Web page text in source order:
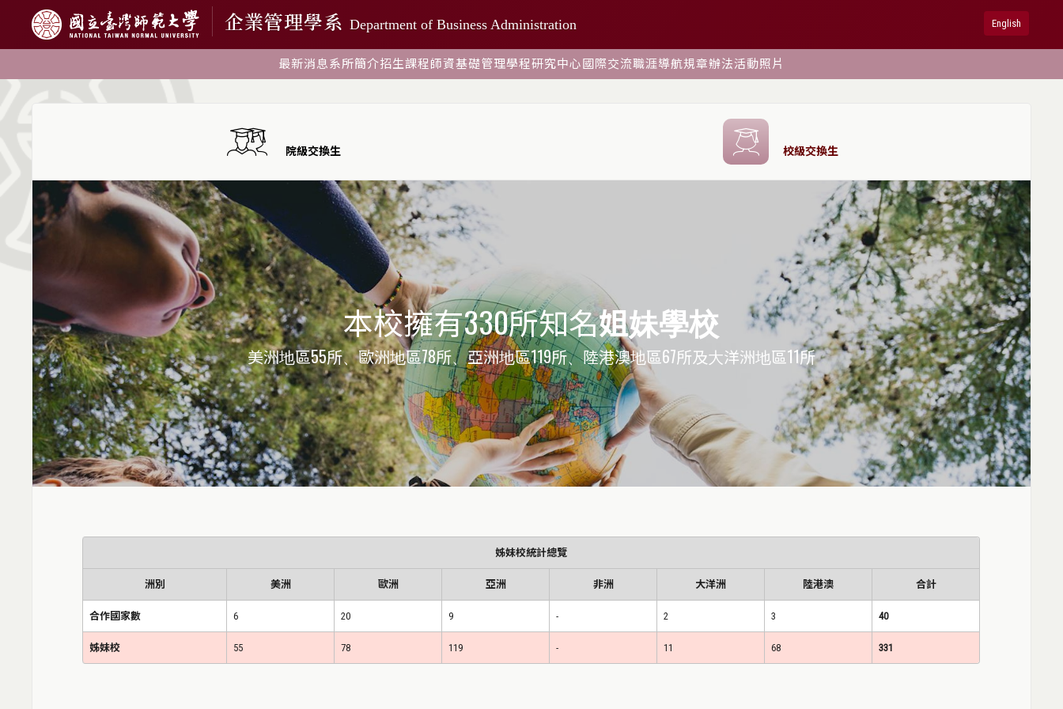
企業管理學系 Department of Business Administration English
最新消息系所簡介招生課程 師資基礎管理學程研究中心 國際交流職涯導航規章辦法活動照片
院級交換生 校級交換生
本校擁有330所知名姐妹學校
美洲地區55所、歐洲地區78所、亞洲地區119所、陸港澳地區67所及大洋洲地區11所
姊妹校統計總覽
洲別 美洲 歐洲 亞洲 非洲 大洋洲 陸港澳 合計
合作國家數 6 20 9 - 2 3 40
姊妹校 55 78 119 - 11 68 331